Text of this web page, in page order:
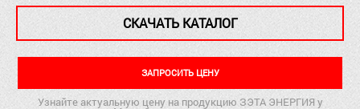
СКАЧАТЬ КАТАЛОГ
ЗАПРОСИТЬ ЦЕНУ
Узнайте актуальную цену на продукцию ЗЭТА ЭНЕРГИЯ у